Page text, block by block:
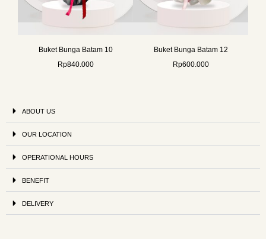
Buket Bunga Batam 10
Rp840.000
Buket Bunga Batam 12
Rp600.000
ABOUT US
OUR LOCATION
OPERATIONAL HOURS
BENEFIT
DELIVERY